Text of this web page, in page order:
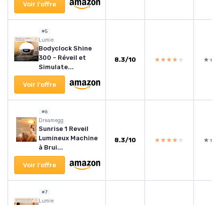
Voir l'offre
#5
Lumie
Bodyclock Shine
300 - Réveil et
Simulate...
Voir l'offre
8.3/10 ★★★★★
★★★★★
#6
Dreamegg
Sunrise 1 Reveil
Lumineux Machine
à Brui...
Voir l'offre
8.3/10 ★★★★★
★★★★★
#7
Lumie